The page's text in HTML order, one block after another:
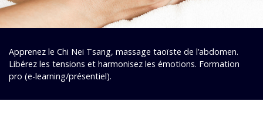
Apprenez le Chi Nei Tsang, massage taoïste de l’abdomen.
Libérez les tensions et harmonisez les émotions. Formation
pro (e-learning/présentiel).